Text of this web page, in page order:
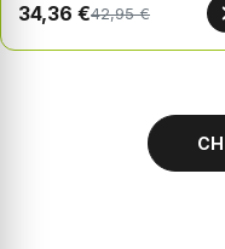
34,36 €42,95 €